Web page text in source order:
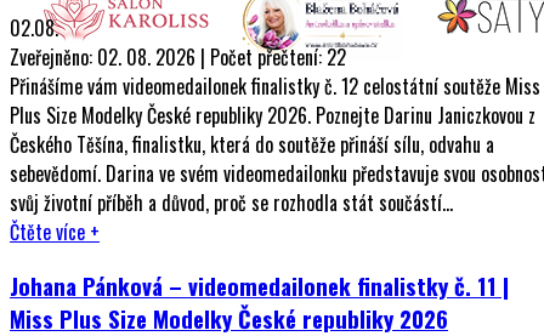
02.08.
Zveřejněno: 02. 08. 2026 | Počet přečtení: 22
Přinášíme vám videomedailonek finalistky č. 12 celostátní soutěže Miss
Plus Size Modelky České republiky 2026. Poznejte Darinu Janiczkovou z
Českého Těšína, finalistku, která do soutěže přináší sílu, odvahu a
sebevědomí. Darina ve svém videomedailonku představuje svou
svůj životní příběh a důvod, proč se rozhodla stát součástí...
Čtěte více +
Johana Pánková – videomedailonek finalistky č. 11 |
Miss Plus Size Modelky České republiky 2026